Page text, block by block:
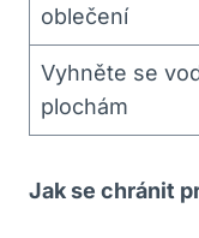
oblečení
Vyhněte se
plochám
Jak se chránit